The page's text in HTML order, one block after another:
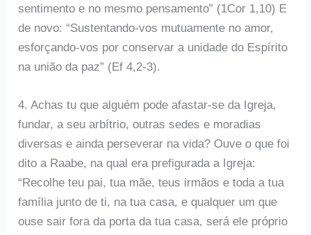
sentimento e no mesmo pensamento” (1Cor 1,10) E
de novo: “Sustentando-vos mutuamente no amor,
esforçando-vos por conservar a unidade do Espírito
na união da paz” (Ef 4,2-3).
4. Achas tu que alguém pode afastar-se da Igreja,
fundar, a seu arbítrio, outras sedes e moradias
diversas e ainda perseverar na vida? Ouve o que foi
dito a Raabe, na qual era prefigurada a Igreja:
“Recolhe teu pai, tua mãe, teus irmãos e toda a tua
família junto de ti, na tua casa, e qualquer um que
ouse sair fora da porta da tua casa, será ele próprio